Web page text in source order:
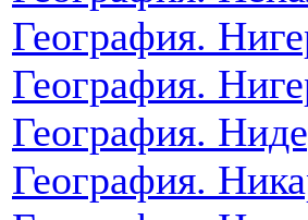
География.
География.
География.
География.